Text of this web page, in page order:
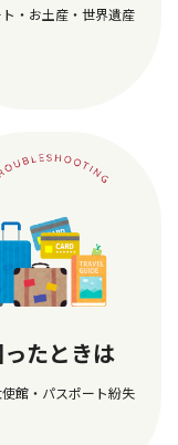
ト・お土産・世界遺産
たときは
館・パスポート紛失